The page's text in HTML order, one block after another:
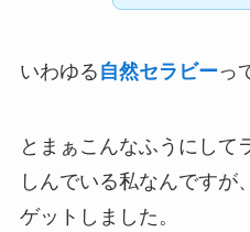
いわゆる 自然セラビーっ
とまぁこんなふうにして
しんでいる私なんですが
ゲットしました。